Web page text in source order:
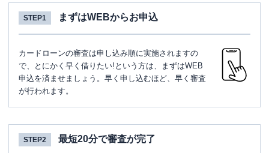
STEP1 まずはWEBからお申込
カードローンの審査は申し込み順に実施されますの
で、とにかく早く借りたい!という方は、まずはWEB
申込を済ませましょう。早く申し込むほど、早く審査
が行われます。
STEP2 最短20分で審査が完了